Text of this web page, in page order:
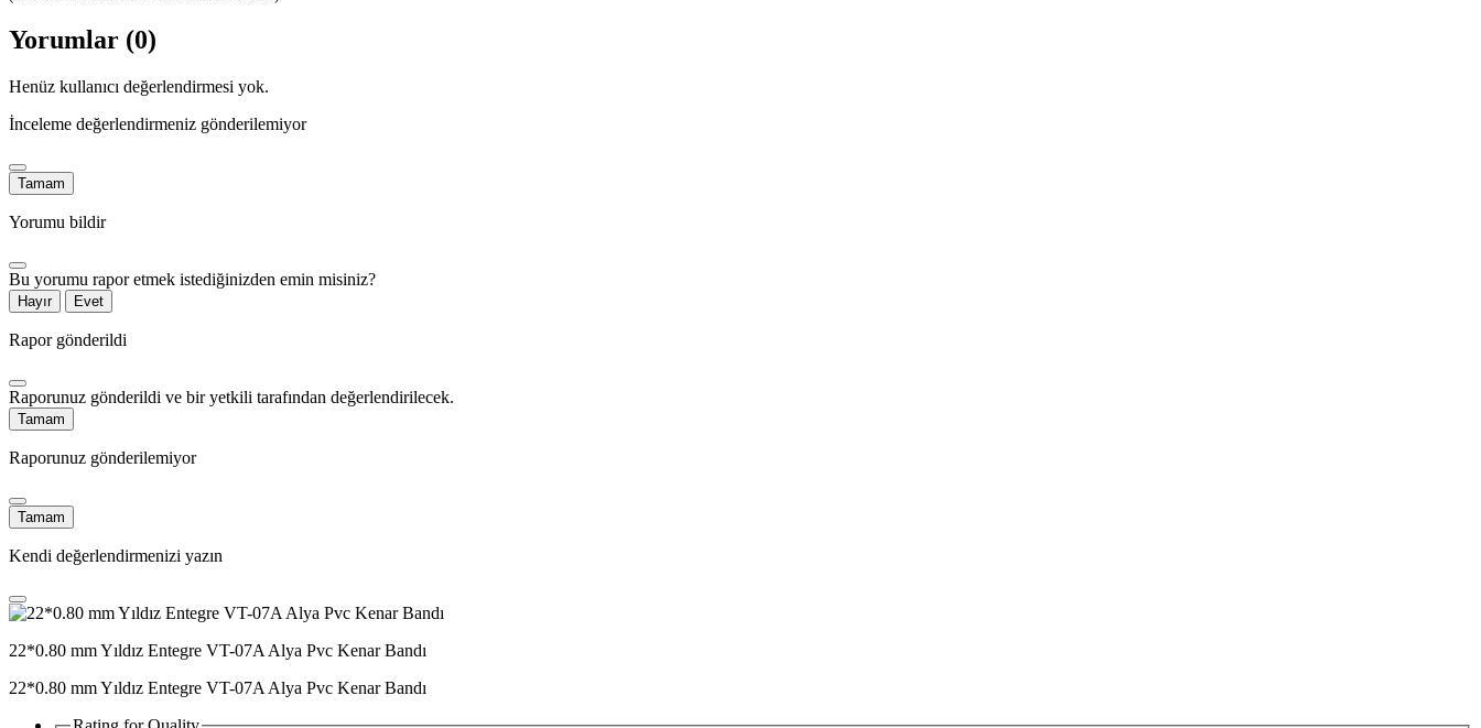
Yorumlar (0)
Henüz kullanıcı değerlendirmesi yok.
İnceleme değerlendirmeniz gönderilemiyor
Tamam
Yorumu bildir
Bu yorumu rapor etmek istediğinizden emin misiniz?
Hayır Evet
Rapor gönderildi
Raporunuz gönderildi ve bir yetkili tarafından değerlendirilecek.
Tamam
Raporunuz gönderilemiyor
Tamam
Kendi değerlendirmenizi yazın
22*0.80 mm Yıldız Entegre VT-07A Alya Pvc Kenar Bandı
22*0.80 mm Yıldız Entegre VT-07A Alya Pvc Kenar Bandı